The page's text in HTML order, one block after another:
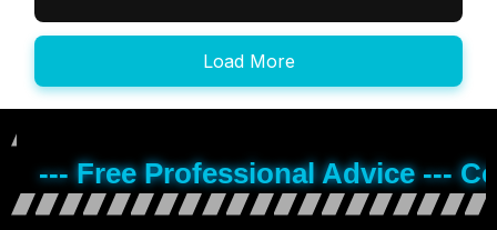
Load More
--- Free Professional Advice ---